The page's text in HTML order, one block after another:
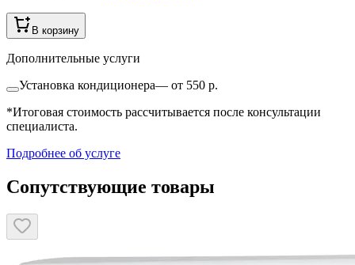
В корзину
Дополнительные услуги
Установка кондиционера— от 550 р.
*Итоговая стоимость рассчитывается после консультации
специалиста.
Подробнее об услуге
Сопутствующие товары